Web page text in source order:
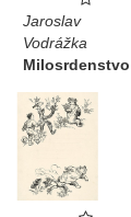
Jaroslav
Vodrážka
Milosrdenstvo